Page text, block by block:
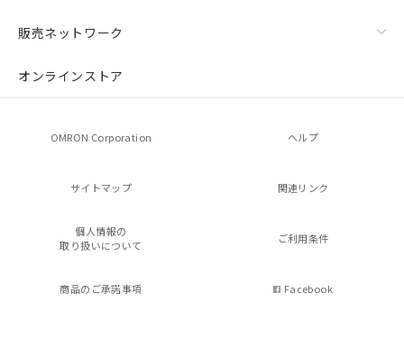
販売ネットワーク
オンラインストア
OMRON Corporation ヘルプ
サイトマップ 関連リンク
個人情報の
取り扱いについて
ご利用条件
商品のご承諾事項 Facebook